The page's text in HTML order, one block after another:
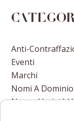
Anti-
Eventi
Marchi
Nomi A Dominio
Nuove Varietà